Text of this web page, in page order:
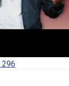
296